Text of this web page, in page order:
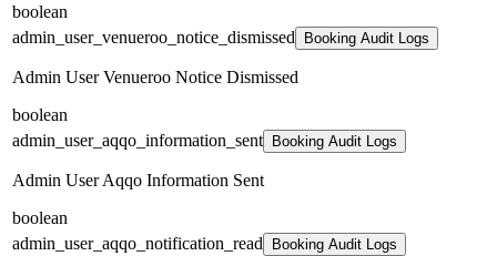
boolean
admin_user_venueroo_notice_dismissed
Booking Audit Logs
Admin User Venueroo Notice Dismissed
boolean
admin_user_aqqo_information_sent
Booking Audit Logs
Admin User Aqqo Information Sent
boolean
admin_user_aqqo_notification_read
Booking Audit Logs